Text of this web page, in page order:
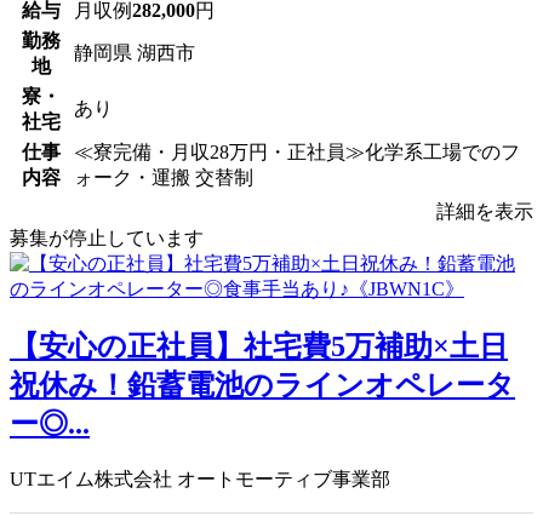
給与 月収例282,000円
勤務
地
静岡県 湖西市
寮・
社宅
あり
仕事
内容
≪寮完備・月収28万円・正社員≫化学系工場でのフ
ォーク・運搬 交替制
詳細を表示
募集が停止しています
【安心の正社員】社宅費5万補助×土日
祝休み！鉛蓄電池のラインオペレータ
ー◎...
UTエイム株式会社 オートモーティブ事業部